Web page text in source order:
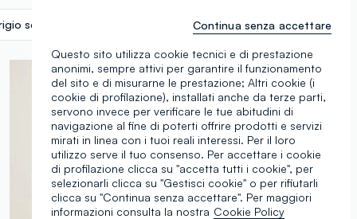
scuro melange
Questo sito utilizza cookie tecnici e di prestazione
anonimi, sempre attivi per garantire il funzionamento
del sito e di misurarne le prestazione; Altri cookie (i
cookie di profilazione), installati anche da terze parti,
servono invece per verificare le tue abitudini di
navigazione al fine di poterti offrire prodotti e servizi
mirati in linea con i tuoi reali interessi. Per il loro
utilizzo serve il tuo consenso. Per accettare i cookie
di profilazione clicca su "accetta tutti i cookie", per
selezionarli clicca su "Gestisci cookie" o per rifiutarli
clicca su "Continua senza accettare". Per maggiori
informazioni consulta la nostra Cookie Policy
Continua senza accettare